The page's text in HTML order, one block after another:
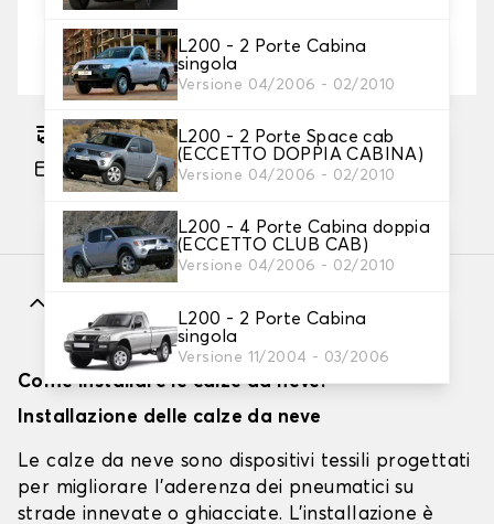
L200 - 2 Porte Cabina
singola
Versione 04/2006 - 02/2010
L200 - 2 Porte Space cab
(ECCETTO DOPPIA CABINA)
Versione 04/2006 - 02/2010
L200 - 4 Porte Cabina doppia
(ECCETTO CLUB CAB)
Versione 04/2006 - 02/2010
L200 - 2 Porte Cabina
singola
Versione 11/2004 - 03/2006
Inserire le dimensioni del pneumatico
Dove posso trovare le misure dei pneumatici?
Consegna gratuita stimata su 12/08/2026
Pagamento in 3x gratuito, a partire da 60 euro
di acquisto.
Come installare le calze da neve?
Installazione delle calze da neve
Le calze da neve sono dispositivi tessili progettati
per migliorare l'aderenza dei pneumatici su
strade innevate o ghiacciate. L'installazione è